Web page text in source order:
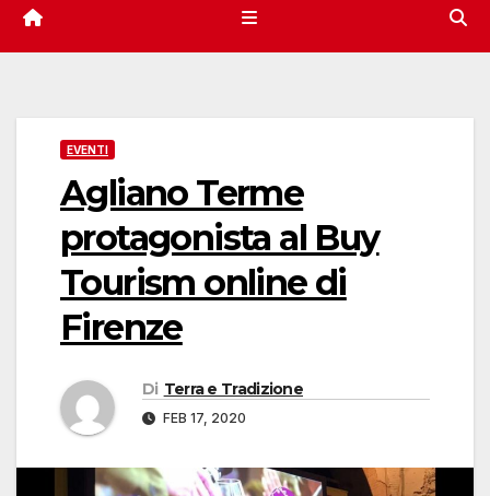
EVENTI
Agliano Terme
protagonista al Buy
Tourism online di
Firenze
Di Terra e Tradizione
FEB 17, 2020